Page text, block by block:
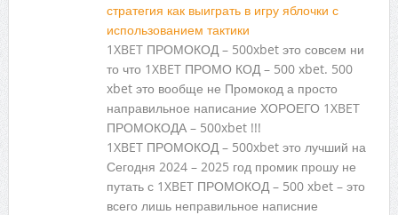
стратегия как выиграть в игру яблочки с
использованием тактики
1XBET ПРОМОКОД – 500xbet это совсем ни
то что 1XBET ПРОМО КОД – 500 xbet. 500
xbet это вообще не Промокод а просто
направильное написание ХОРОЕГО 1XBET
ПРОМОКОДА – 500xbet !!!
1XBET ПРОМОКОД – 500xbet это лучший на
Сегодня 2024 – 2025 год промик прошу не
путать с 1XBET ПРОМОКОД – 500 xbet – это
всего лишь неправильное написние